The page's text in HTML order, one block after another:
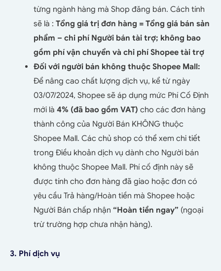
từng ngành hàng mà Shop đăng bán. Cách tính
sẽ là : Tổng giá trị đơn hàng = Tổng giá bán sản
phẩm – chi phí Người bán tài trợ; không bao
gồm phí vận chuyển và chi phí Shopee tài trợ
Đối với người bán không thuộc Shopee Mall:
Để nâng cao chất lượng dịch vụ, kể từ ngày
03/07/2024, Shopee sẽ áp dụng mức Phí Cố Định
mới là 4% (đã bao gồm VAT) cho các đơn hàng
thành công của Người Bán KHÔNG thuộc
Shopee Mall. Các chủ shop có thể xem chi tiết
trong Điều khoản dịch vụ dành cho Người bán
không thuộc Shopee Mall. Phí cố định này sẽ
được tính cho đơn hàng đã giao hoặc đơn có
yêu cầu Trả hàng/Hoàn tiền mà Shopee hoặc
Người Bán chấp nhận “Hoàn tiền ngay” (ngoại
trừ trường hợp chưa nhận hàng).
3. Phí dịch vụ